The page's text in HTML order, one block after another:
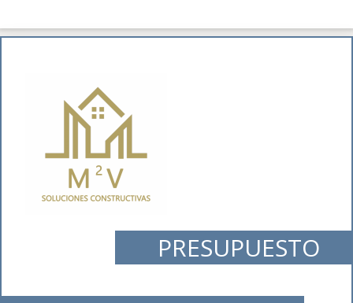
PRESUPUESTO